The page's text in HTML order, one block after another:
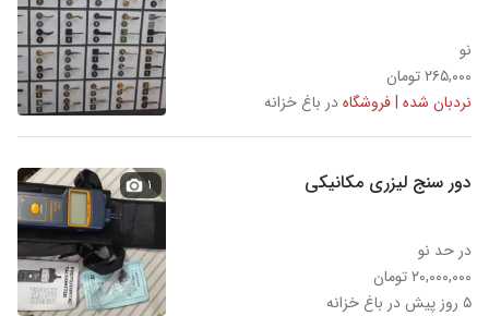
نو
۲۶۵,۰۰۰ تومان
نردبان شده | فروشگاهدر باغ خزانه
دور سنج لیزری مکانیکی
در حد نو
۲۰,۰۰۰,۰۰۰ تومان
۵ روز پیش در باغ خزانه
۱